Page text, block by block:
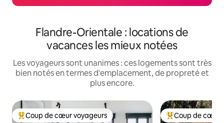
Flandre-Orientale : locations de
vacances les mieux notées
Les voyageurs sont unanimes : ces logements sont très
bien notés en termes d'emplacement, de propreté et
plus encore.
Coups de cœur voyageurs les plus appréciés
Coup de cœur voyageurs Coups de cœur
Coup de cœur